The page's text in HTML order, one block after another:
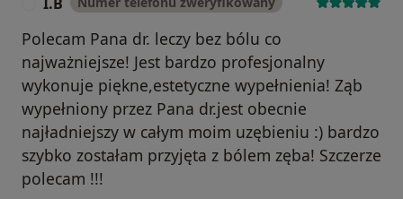
Polecam Pana dr. leczy bez bólu co
najważniejsze! Jest bardzo profesjonalny
wykonuje piękne,estetyczne wypełnienia! Ząb
wypełniony przez Pana dr.jest obecnie
najładniejszy w całym moim uzębieniu :) bardzo
szybko zostałam przyjęta z bólem zęba! Szczerze
polecam !!!